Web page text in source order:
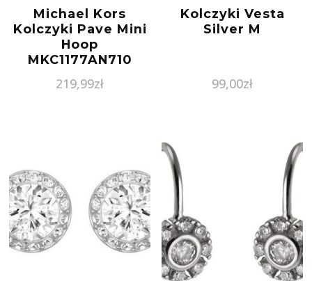
Michael Kors
Kolczyki Pave Mini
Hoop
MKC1177AN710
219,99zł
Kolczyki Vesta
Silver M
99,00zł